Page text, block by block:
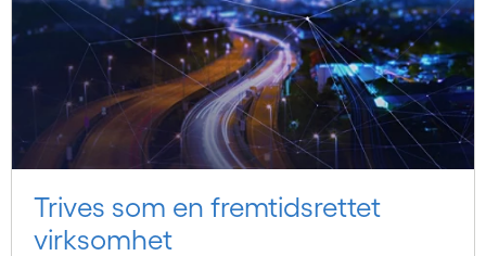
Trives som en fremtidsrettet
virksomhet